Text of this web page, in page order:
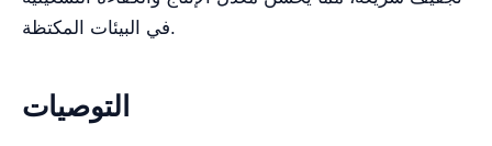
في البيئات المكتظة.
التوصيات